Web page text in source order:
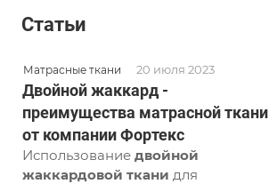
Статьи
Матрасные ткани 20 июля 2023
Двойной жаккард -
преимущества матрасной ткани
от компании Фортекс
Использование двойной
жаккардовой ткани для